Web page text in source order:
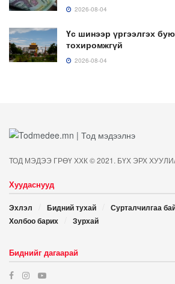
2026-08-04
Үс шинээр үргээлгэх
тохиромжгүй
2026-08-04
ТОД МЭДЭЭ ГРӨҮ ХХК © 2021. БҮХ ЭРХ
Хуудаснууд
Эхлэл Бидний тухай
Сурталчилгаа
Холбоо барих
Зурхай
Биднийг дагаарай